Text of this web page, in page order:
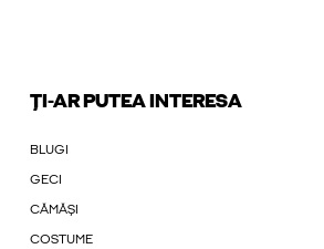
ȚI-AR PUTEA INTERESA
BLUGI
GECI
CĂMĂȘI
COSTUME